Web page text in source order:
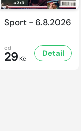
Sport - 6.8.2026
od
29 Kč
Detail